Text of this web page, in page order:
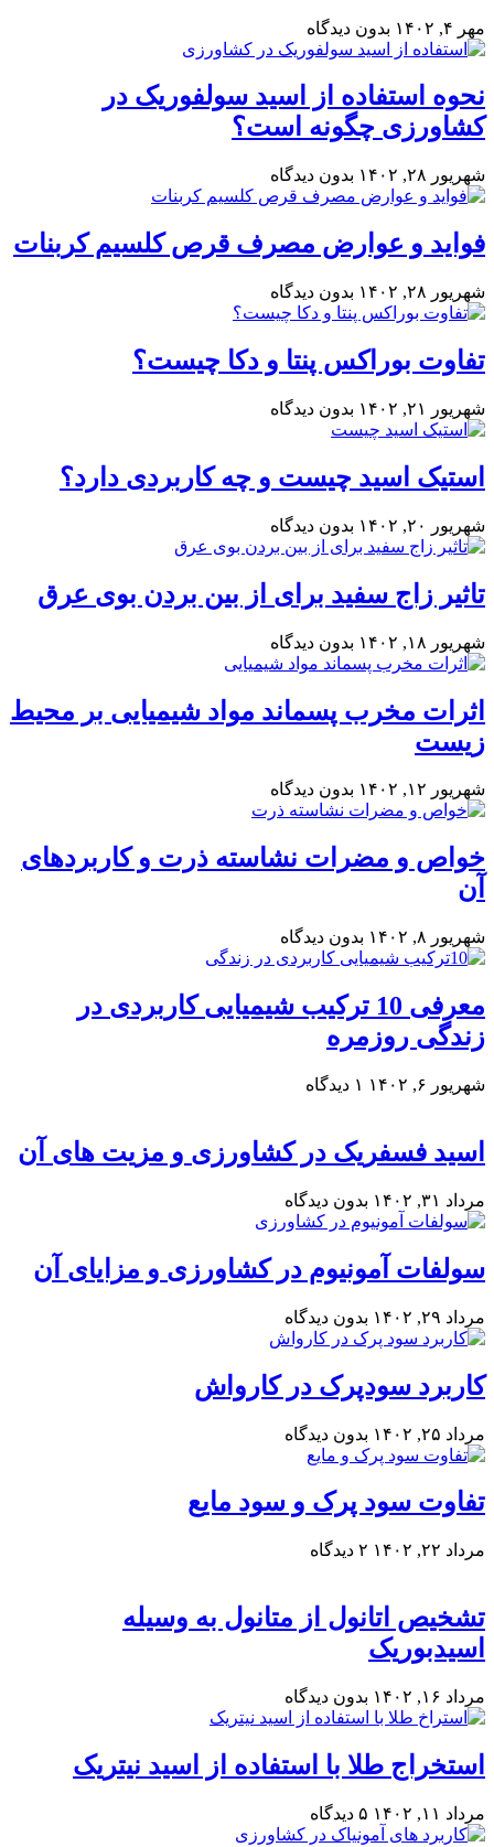
مهر ۴, ۱۴۰۲ بدون دیدگاه
نحوه استفاده از اسید سولفوریک در
کشاورزی چگونه است؟
شهریور ۲۸, ۱۴۰۲ بدون دیدگاه
فواید ‌و عوارض مصرف قرص کلسیم کربنات
شهریور ۲۸, ۱۴۰۲ بدون دیدگاه
تفاوت بوراکس پنتا و دکا چیست؟
شهریور ۲۱, ۱۴۰۲ بدون دیدگاه
استیک اسید چیست و چه کاربردی دارد؟
شهریور ۲۰, ۱۴۰۲ بدون دیدگاه
تاثیر زاج سفید برای از بین بردن بوی عرق
شهریور ۱۸, ۱۴۰۲ بدون دیدگاه
اثرات مخرب پسماند مواد شیمیایی بر محیط
زیست
شهریور ۱۲, ۱۴۰۲ بدون دیدگاه
خواص و مضرات نشاسته ذرت و کاربردهای
آن
شهریور ۸, ۱۴۰۲ بدون دیدگاه
معرفی 10 ترکیب شیمیایی کاربردی در
زندگی روزمره
شهریور ۶, ۱۴۰۲ ۱ دیدگاه
اسید فسفریک در کشاورزی و مزیت های آن
مرداد ۳۱, ۱۴۰۲ بدون دیدگاه
سولفات آمونیوم در کشاورزی و مزایای آن
مرداد ۲۹, ۱۴۰۲ بدون دیدگاه
کاربرد سودپرک در کارواش
مرداد ۲۵, ۱۴۰۲ بدون دیدگاه
تفاوت سود پرک و سود مایع
مرداد ۲۲, ۱۴۰۲ ۲ دیدگاه
تشخیص اتانول از متانول به وسیله
اسیدبوریک
مرداد ۱۶, ۱۴۰۲ بدون دیدگاه
استخراج طلا با استفاده از اسید نیتریک
مرداد ۱۱, ۱۴۰۲ ۵ دیدگاه